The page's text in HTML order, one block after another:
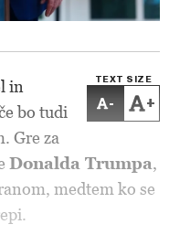
TEXT SIZE
- +
in
bo tudi
Gre za
Donalda Trumpa,
medtem ko se